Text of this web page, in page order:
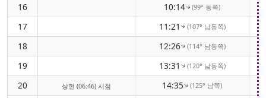
16 10:14↑(99° 동쪽)
17 11:21 ↑(107° 남동쪽)
18 12:26↑(114° 남동쪽)
19 13:31↑(120° 남동쪽)
20 상현 (06:46) 시점 14:35↑(125° 남쪽)